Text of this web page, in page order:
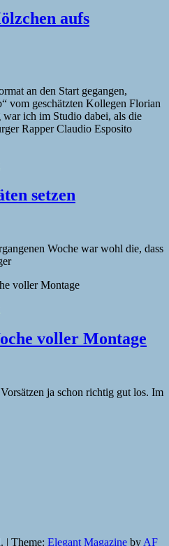
aufs
an den Start gegangen,
vom geschätzten Kollegen Florian
ich im Studio dabei, als die
Rapper Claudio Esposito
setzen
Woche war wohl die, dass
voller Montage
ja schon richtig gut los. Im
| Theme: Elegant Magazine by AF